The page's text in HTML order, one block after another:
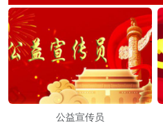
公益宣传员